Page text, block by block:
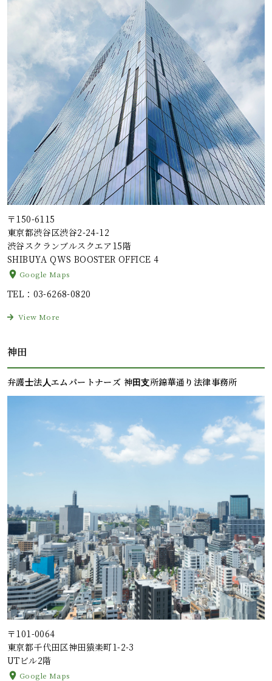
〒150-6115
東京都渋谷区渋谷2-24-12
渋谷スクランブルスクエア15階
SHIBUYA QWS BOOSTER OFFICE 4
Google Maps
TEL ：03-6268-0820
View More
神田
弁護⼠法⼈エムパートナーズ 神⽥⽀所錦華通り法律事務所
〒101-0064
東京都千代田区神田猿楽町1-2-3
UTビル2階
Google Maps